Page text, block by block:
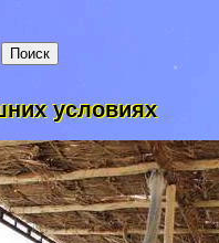
условиях